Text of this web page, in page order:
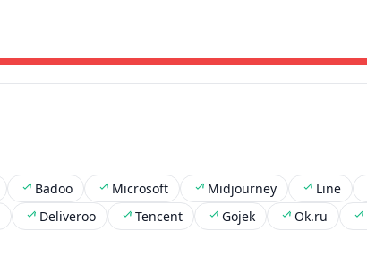
Badoo Microsoft Midjourney Line
Deliveroo Tencent Gojek Ok.ru